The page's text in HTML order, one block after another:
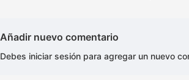
Añadir nuevo comentario
Debes iniciar sesión para agregar un nuevo